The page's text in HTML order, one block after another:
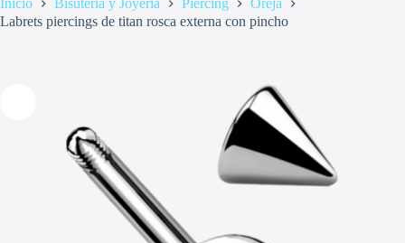
Inicio Bisuteria y Joyeria Piercing
Oreja
Labrets piercings de titan rosca externa con pincho